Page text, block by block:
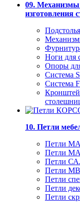
09.
изготовления
Подстолья
Ноги для
Опоры
Система
Система
10. Петли
Петли
Петли
Петли
Петли
Петли
Петли
Петли